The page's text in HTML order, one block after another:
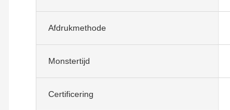
Afdrukmethode
Monstertijd
Certificering